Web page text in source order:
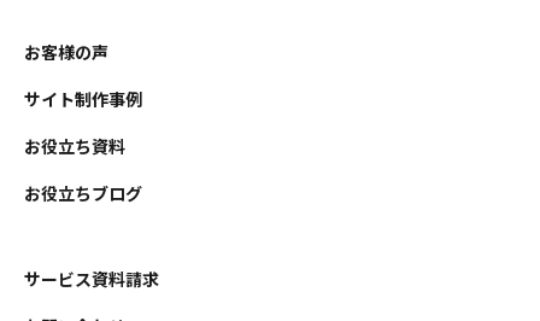
お客様の声
サイト制作事例
お役立ち資料
お役立ちブログ
サービス資料請求